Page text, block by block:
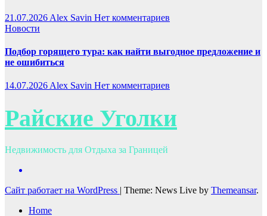
21.07.2026 Alex Savin Нет комментариев
Новости
Подбор горящего тура: как найти выгодное предложение и
не ошибиться
14.07.2026 Alex Savin Нет комментариев
Райские Уголки
Недвижимость для Отдыха за Границей
Сайт работает на WordPress | Theme: News Live by Themeansar.
Home